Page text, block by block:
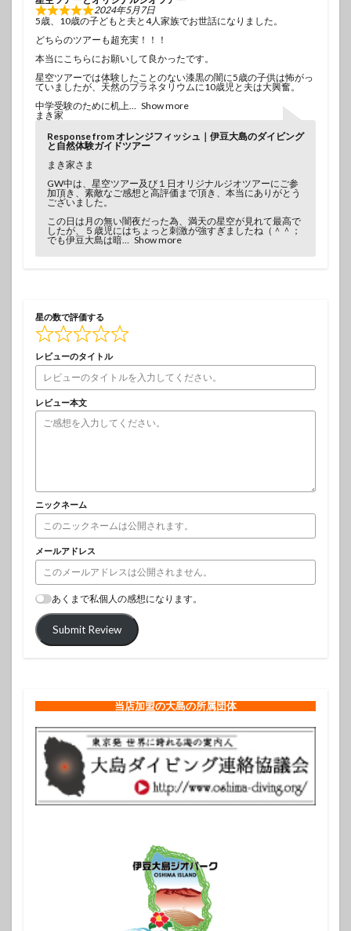
2024年5月7日
5歳、10歳の子どもと夫と4人家族でお世話になりました。
どちらのツアーも超充実！！！
本当にこちらにお願いして良かったです。
星空ツアーでは体験したことのない漆黒の闇に5歳の子供は怖がっ
ていましたが、天然のプラネタリウムに10歳児と夫は大興奮。
中学受験のために机上
Show more
まき家
Response from オレンジフィッシュ｜伊豆大島のダイビング
と自然体験ガイドツアー
まき家さま
GW中は、星空ツアー及び１日オリジナルジオツアーにご参
加頂き、素敵なご感想と高評価まで頂き、本当にありがとう
ございました。
この日は月の無い闇夜だった為、満天の星空が見れて最高で
したが、５歳児にはちょっと刺激が強すぎましたね（＾＾；
でも伊豆大島は暗
Show more
星の数で評価する
レビューのタイトル
レビュー本文
ニックネーム
メールアドレス
あくまで私個人の感想になります。
Submit Review
当店加盟の大島の所属団体